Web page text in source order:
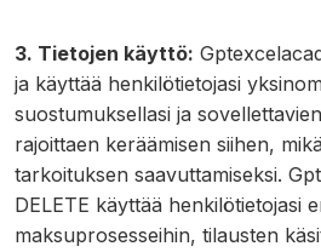
3. Tietojen käyttö:
ja käyttää henkilötietojasi
suostumuksellasi ja
rajoittaen keräämisen siihen,
tarkoituksen saavuttamiseksi.
DELETE käyttää henkilötietojasi
maksuprosesseihin, tilausten